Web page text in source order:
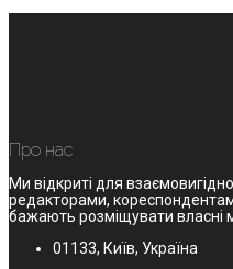
Про нас
Ми відкриті для
редакторами,
бажають розміщувати власні
01133, Київ, Україна